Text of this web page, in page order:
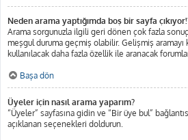
Neden arama yaptığımda boş bir sayfa
Arama sorgunuzla ilgili geri dönen çok fazla
meşgul duruma geçmiş olabilir. Gelişmiş
kullanılacak daha fazla özellik ile aranacak
Başa dön
Üyeler için nasıl arama yaparım?
“Üyeler” sayfasına gidin ve “Bir üye bul”
açıklanan seçenekleri doldurun.